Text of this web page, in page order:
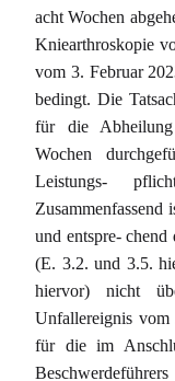
acht Wochen
Kniearthroskopie
vom 3. Februar
bedingt. Die
für die
Wochen
Leistungs-
und entspre- chend
(E. 3.2. und 3.5.
hiervor) nicht
Unfallereignis vom
für die im